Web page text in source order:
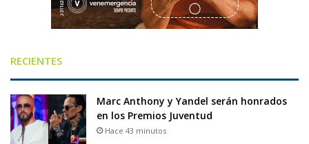
RECIENTES
Marc Anthony y Yandel serán honrados
en los Premios Juventud
Hace 43 minutos